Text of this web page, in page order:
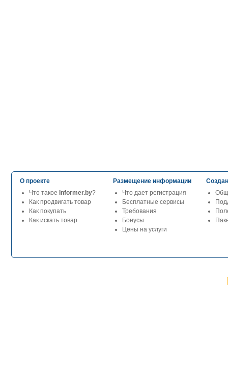
О проекте
Что такое Informer.by?
Как продвигать товар
Как покупать
Как искать товар
Размещение информации
Что дает регистрация
Бесплатные сервисы
Требования
Бонусы
Цены на услуги